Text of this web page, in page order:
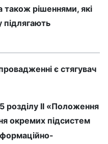
рішеннями, які
підлягають
є стягувач
розділу II «Положення
окремих підсистем